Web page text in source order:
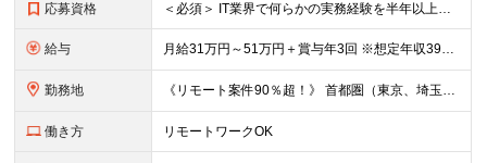
応募資格 ＜必須＞ IT業界で何らかの実務経験を半年以上お持ちの方（使用言語不問） ＜こんなご希望があれば、ぜひ当社にご相談ください＞ ◎ スキルや成果にしっかり見合った給与を受け取りたい ◎ 残業を
給与 月給31万円～51万円＋賞与年3回 ※想定年収394万円～1,032万円 ★年間300万円の賞与実績あり ★平均昇給額3万円 ★エンジニアへの還元率75％（実質78.9%） ※経験・能力を考慮し
勤務地 《リモート案件90％超！》 首都圏（東京、埼玉、千葉、神奈川）、大阪、名古屋、福岡のプロジェクト先やリモートでの勤務となります。 ※面接から入社まで全てオンラインで完結できます！ ※帰社日自
働き方 リモートワークOK